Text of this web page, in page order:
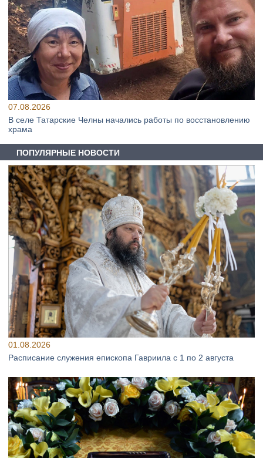
07.08.2026
В селе Татарские Челны начались работы по восстановлению
храма
ПОПУЛЯРНЫЕ НОВОСТИ
01.08.2026
Расписание служения епископа Гавриила с 1 по 2 августа